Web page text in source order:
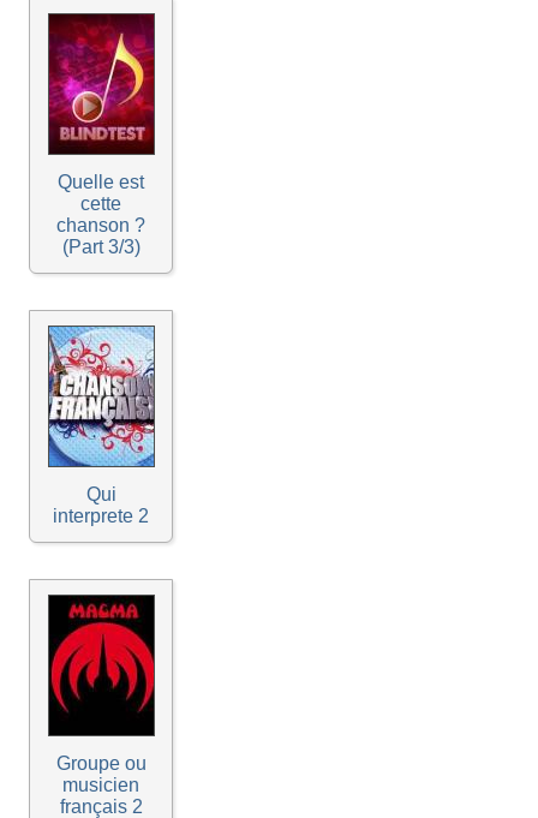
Quelle est
cette
chanson ?
(Part 3/3)
Qui
interprete 2
Groupe ou
musicien
français 2